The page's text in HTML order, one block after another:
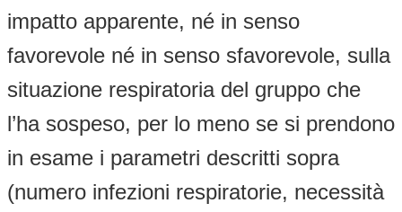
impatto apparente, né in senso
favorevole né in senso sfavorevole, sulla
situazione respiratoria del gruppo che
l’ha sospeso, per lo meno se si prendono
in esame i parametri descritti sopra
(numero infezioni respiratorie, necessità